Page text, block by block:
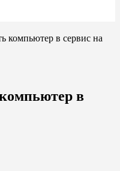
компьютер в сервис на
в